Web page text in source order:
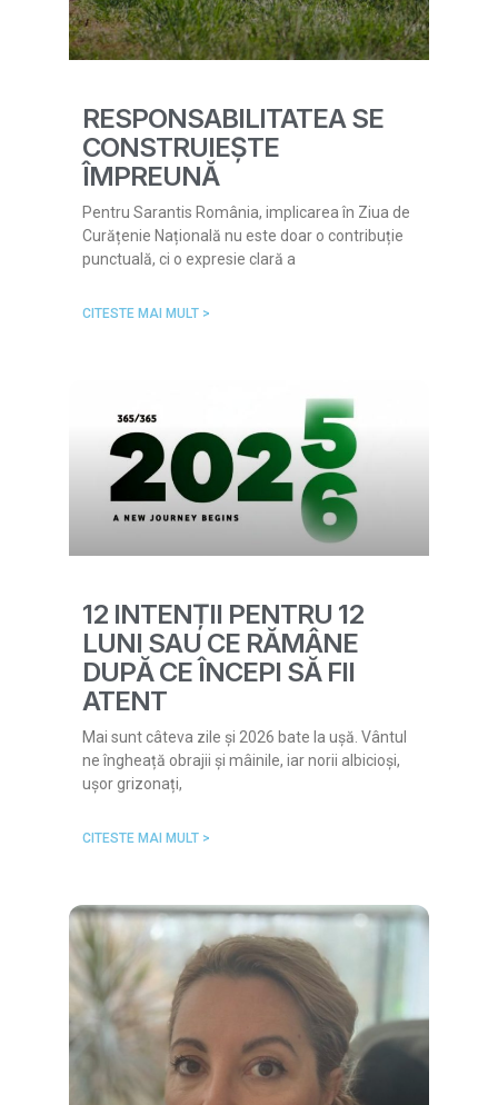
RESPONSABILITATEA SE
CONSTRUIEȘTE
ÎMPREUNĂ
Pentru Sarantis România, implicarea în Ziua de
Curățenie Națională nu este doar o contribuție
punctuală, ci o expresie clară a
CITESTE MAI MULT >
12 INTENȚII PENTRU 12
LUNI SAU CE RĂMÂNE
DUPĂ CE ÎNCEPI SĂ FII
ATENT
Mai sunt câteva zile și 2026 bate la ușă. Vântul
ne îngheață obrajii și mâinile, iar norii albicioși,
ușor grizonați,
CITESTE MAI MULT >